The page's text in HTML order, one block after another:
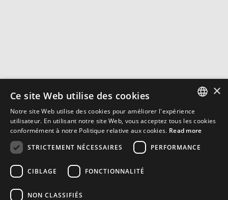
ENGLISH
×
Ce site Web utilise des cookies
Notre site Web utilise des cookies pour améliorer l'expérience
utilisateur. En utilisant notre site Web, vous acceptez tous les cookies
conformément à notre Politique relative aux cookies. Read more
STRICTEMENT NÉCESSAIRES
PERFORMANCE
CIBLAGE FONCTIONNALITÉ
NON CLASSIFIÉS